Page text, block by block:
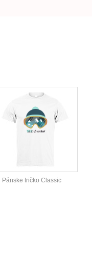
Pánske tričko Classic